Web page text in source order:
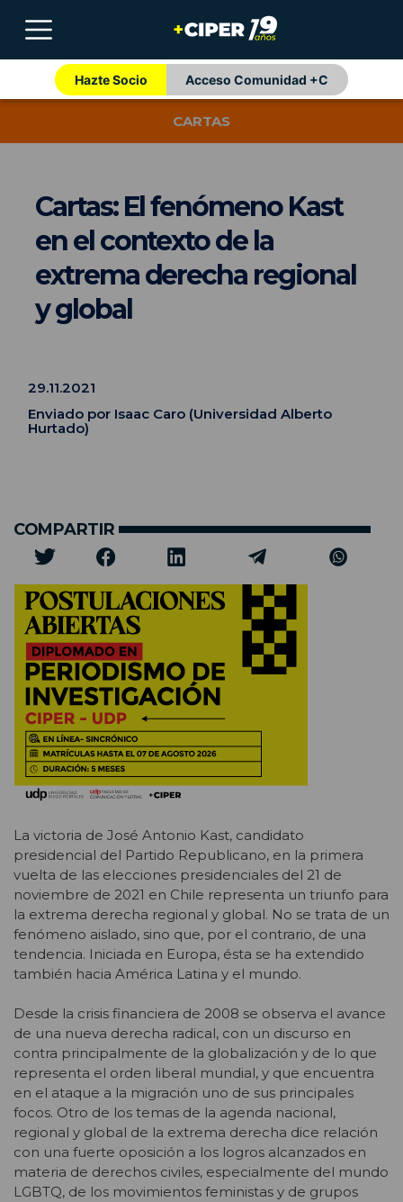
Hazte Socio Acceso Comunidad +C
CARTAS
Cartas: El fenómeno Kast
en el contexto de la
extrema derecha regional
y global
29.11.2021
Enviado por Isaac Caro (Universidad Alberto
Hurtado)
COMPARTIR
La victoria de José Antonio Kast, candidato
presidencial del Partido Republicano, en la primera
vuelta de las elecciones presidenciales del 21 de
noviembre de 2021 en Chile representa un triunfo para
la extrema derecha regional y global. No se trata de un
fenómeno aislado, sino que, por el contrario, de una
tendencia. Iniciada en Europa, ésta se ha extendido
también hacia América Latina y el mundo.
Desde la crisis financiera de 2008 se observa el avance
de una nueva derecha radical, con un discurso en
contra principalmente de la globalización y de lo que
representa el orden liberal mundial, y que encuentra
en el ataque a la migración uno de sus principales
focos. Otro de los temas de la agenda nacional,
regional y global de la extrema derecha dice relación
con una fuerte oposición a los logros alcanzados en
materia de derechos civiles, especialmente del mundo
LGBTQ, de los movimientos feministas y de grupos